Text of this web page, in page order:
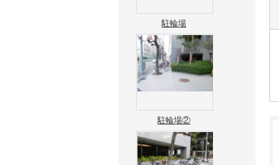
駐輪場
駐輪場②